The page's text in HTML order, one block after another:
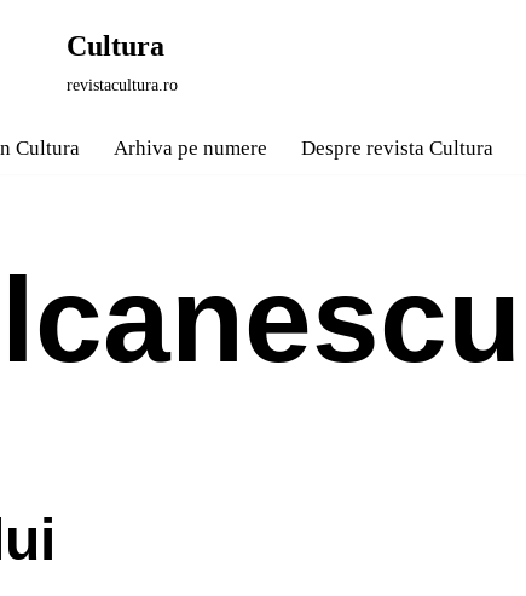
Cultura
revistacultura.ro
Cultura Arhiva pe numere Despre revista Cultura